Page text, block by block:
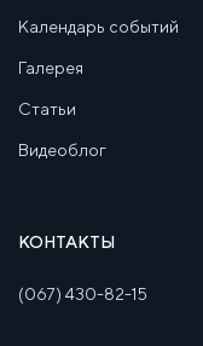
Календарь событий
Галерея
Статьи
Видеоблог
КОНТАКТЫ
(067) 430-82-15